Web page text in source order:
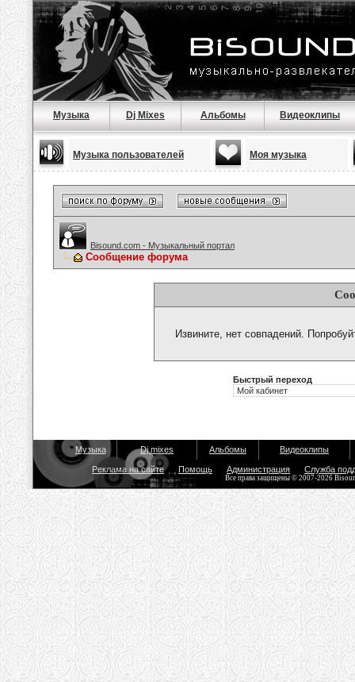
Музыка Dj Mixes Альбомы Видеоклипы
Музыка пользователей Моя музыка
Bisound.com - Музыкальный портал
Сообщение форума
Извините, нет совпадений.
Быстрый переход
Музыка Dj mixes Альбомы Видеоклипы
Реклама на сайте Помощь Администрация Служба
Все права защищены © 2007-2026